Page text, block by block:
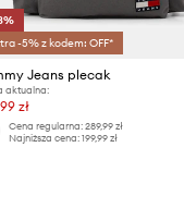
-5% z kodem: OFF*
Jeans plecak
aktualna:
zł
Cena regularna: 289,99 zł
Najniższa cena: 199,99 zł